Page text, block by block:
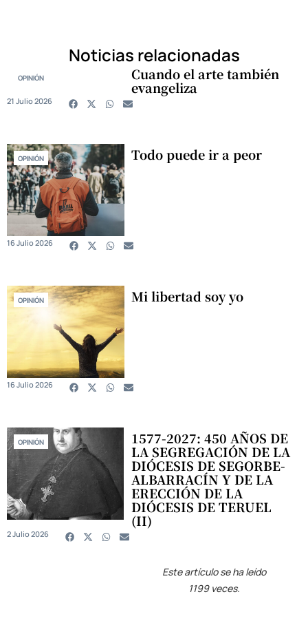
Noticias relacionadas
OPINIÓN Cuando el arte también
evangeliza
21 Julio 2026
OPINIÓN Todo puede ir a peor
16 Julio 2026
OPINIÓN Mi libertad soy yo
16 Julio 2026
OPINIÓN 1577-2027: 450 AÑOS DE
LA SEGREGACIÓN DE LA
DIÓCESIS DE SEGORBE-
ALBARRACÍN Y DE LA
ERECCIÓN DE LA
DIÓCESIS DE TERUEL
(II)
2 Julio 2026
Este artículo se ha leído
1199 veces.